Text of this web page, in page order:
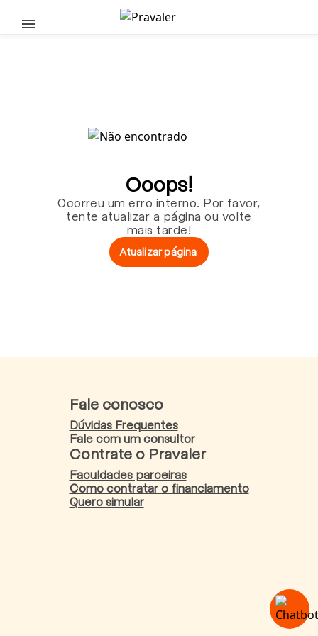
Pular para o conteúdo principal
Ooops!
Ocorreu um erro interno. Por favor,
tente atualizar a página ou volte
mais tarde!
Atualizar página
Fale conosco
Dúvidas Frequentes
Fale com um consultor
Contrate o Pravaler
Faculdades parceiras
Como contratar o financiamento
Quero simular